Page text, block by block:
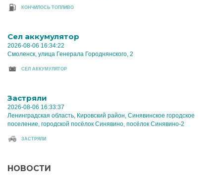
КОНЧИЛОСЬ ТОПЛИВО
Cел аккумулятор
2026-08-06 16:34:22
Смоленск, улица Генерала Городнянского, 2
CЕЛ АККУМУЛЯТОР
Застряли
2026-08-06 16:33:37
Ленинградская область, Кировский район, Синявинское городское
поселение, городской посёлок Синявино, посёлок Синявино-2
ЗАСТРЯЛИ
НОВОСТИ